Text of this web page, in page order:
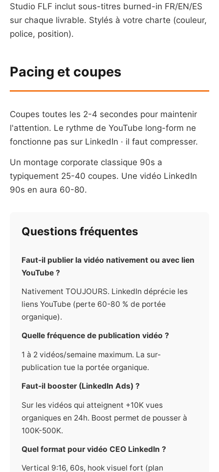
Studio FLF inclut sous-titres burned-in FR/EN/ES
sur chaque livrable. Stylés à votre charte (couleur,
police, position).
Pacing et coupes
Coupes toutes les 2-4 secondes pour maintenir
l'attention. Le rythme de YouTube long-form ne
fonctionne pas sur LinkedIn · il faut compresser.
Un montage corporate classique 90s a
typiquement 25-40 coupes. Une vidéo LinkedIn
90s en aura 60-80.
Questions fréquentes
Faut-il publier la vidéo nativement ou avec lien
YouTube ?
Nativement TOUJOURS. LinkedIn déprécie les
liens YouTube (perte 60-80 % de portée
organique).
Quelle fréquence de publication vidéo ?
1 à 2 vidéos/semaine maximum. La sur-
publication tue la portée organique.
Faut-il booster (LinkedIn Ads) ?
Sur les vidéos qui atteignent +10K vues
organiques en 24h. Boost permet de pousser à
100K-500K.
Quel format pour vidéo CEO LinkedIn ?
Vertical 9:16, 60s, hook visuel fort (plan